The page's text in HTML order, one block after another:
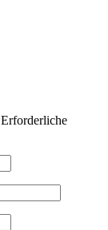
Erforderliche